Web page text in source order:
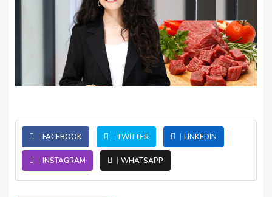
FACEBOOK TWITTER LINKEDIN
INSTAGRAM WHATSAPP